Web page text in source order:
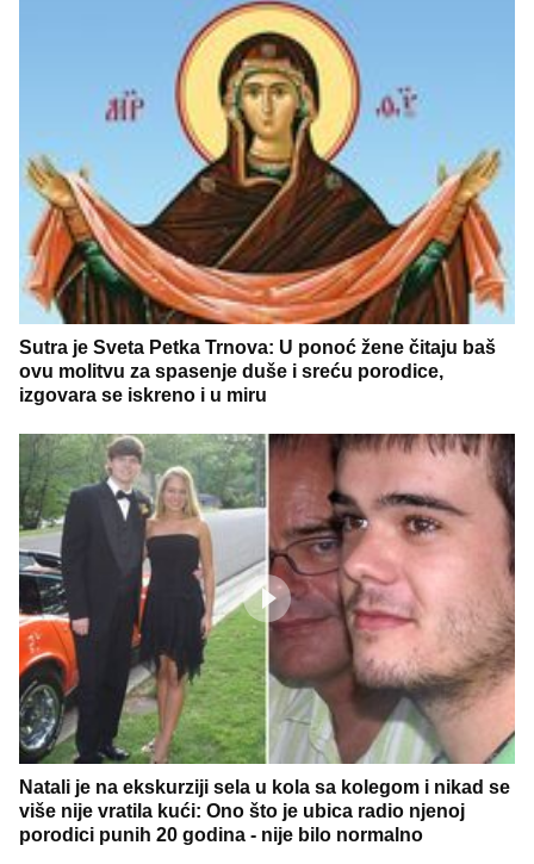
Sutra je Sveta Petka Trnova: U ponoć žene čitaju baš
ovu molitvu za spasenje duše i sreću porodice,
izgovara se iskreno i u miru
Natali je na ekskurziji sela u kola sa kolegom i nikad se
više nije vratila kući: Ono što je ubica radio njenoj
porodici punih 20 godina - nije bilo normalno